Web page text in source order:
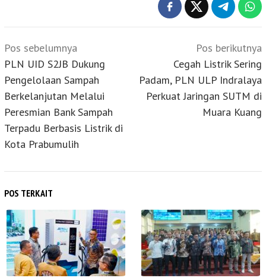
Navigasi
pos
Pos sebelumnya
PLN UID S2JB Dukung
Pengelolaan Sampah
Berkelanjutan Melalui
Peresmian Bank Sampah
Terpadu Berbasis Listrik di
Kota Prabumulih
Pos berikutnya
Cegah Listrik Sering
Padam, PLN ULP Indralaya
Perkuat Jaringan SUTM di
Muara Kuang
POS TERKAIT